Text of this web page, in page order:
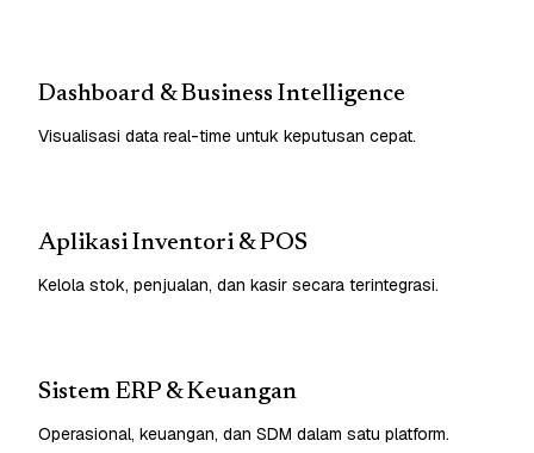
Dashboard & Business Intelligence
Visualisasi data real-time untuk keputusan cepat.
Aplikasi Inventori & POS
Kelola stok, penjualan, dan kasir secara terintegrasi.
Sistem ERP & Keuangan
Operasional, keuangan, dan SDM dalam satu platform.